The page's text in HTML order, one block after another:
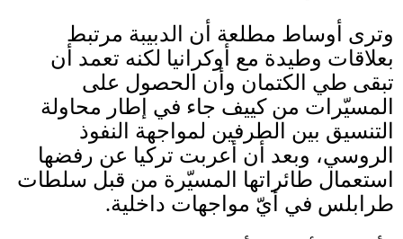
وترى أوساط مطلعة أن الدبيبة مرتبط
بعلاقات وطيدة مع أوكرانيا لكنه تعمد أن
تبقى طي الكتمان وأن الحصول على
المسيّرات من كييف جاء في إطار محاولة
التنسيق بين الطرفين لمواجهة النفوذ
الروسي، وبعد أن أعربت تركيا عن رفضها
استعمال طائراتها المسيّرة من قبل سلطات
طرابلس في أيّ مواجهات داخلية.